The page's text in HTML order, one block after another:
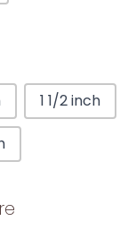
1 1/2 inch